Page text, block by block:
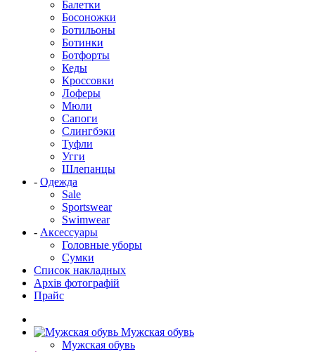
Балетки
Босоножки
Ботильоны
Ботинки
Ботфорты
Кеды
Кроссовки
Лоферы
Мюли
Сапоги
Слингбэки
Туфли
Угги
Шлепанцы
- Одежда
Sale
Sportswear
Swimwear
- Аксессуары
Головные уборы
Сумки
Список накладных
Архів фотографій
Прайс
Мужская обувь
Мужская обувь